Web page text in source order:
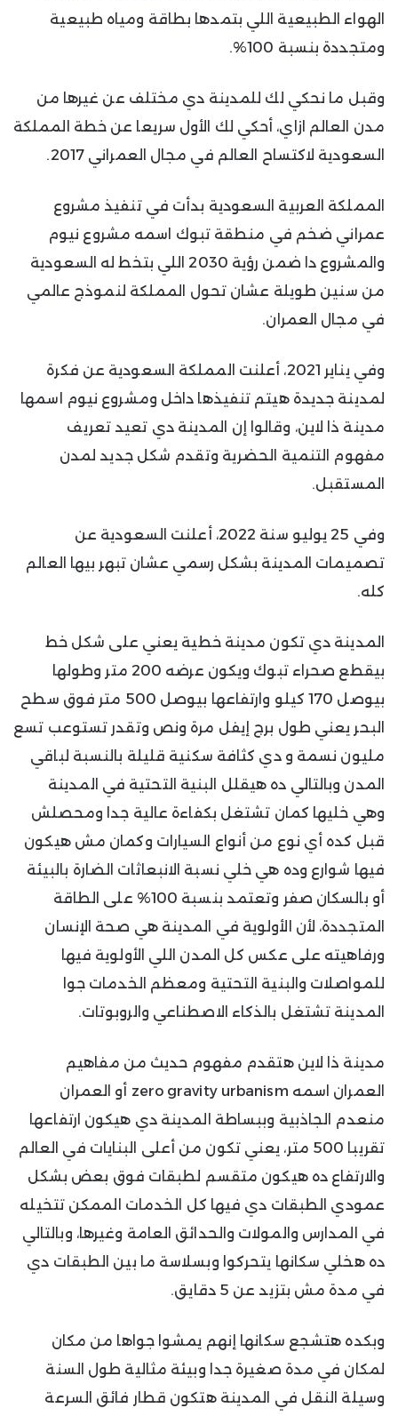
الهواء الطبيعية اللي بتمدها بطاقة ومياه طبيعية
ومتجددة بنسبة 100%.
وقبل ما نحكي لك للمدينة دي مختلف عن غيرها من
مدن العالم ازاي، أحكي لك الأول سريعا عن خطة المملكة
السعودية لاكتساح العالم في مجال العمراني 2017.
المملكة العربية السعودية بدأت في تنفيذ مشروع
عمراني ضخم في منطقة تبوك اسمه مشروع نيوم
والمشروع دا ضمن رؤية 2030 اللي بتخط له السعودية
من سنين طويلة عشان تحول المملكة لنموذج عالمي
في مجال العمران.
وفي يناير 2021، أعلنت المملكة السعودية عن فكرة
لمدينة جديدة هيتم تنفيذها داخل ومشروع نيوم اسمها
مدينة ذا لاين، وقالوا إن المدينة دي تعيد تعريف
مفهوم التنمية الحضرية وتقدم شكل جديد لمدن
المستقبل.
وفي 25 يوليو سنة 2022، أعلنت السعودية عن
تصميمات المدينة بشكل رسمي عشان تبهر بيها العالم
كله.
المدينة دي تكون مدينة خطية يعني على شكل خط
بيقطع صحراء تبوك ويكون عرضه 200 متر وطولها
بيوصل 170 كيلو وارتفاعها بيوصل 500 متر فوق سطح
البحر يعني طول برج إيفل مرة ونص وتقدر تستوعب تسع
مليون نسمة و دي كثافة سكنية قليلة بالنسبة لباقي
المدن وبالتالي ده هيقلل البنية التحتية في المدينة
وهي خليها كمان تشتغل بكفاءة عالية جدا ومحصلش
قبل كده أي نوع من أنواع السيارات وكمان مش هيكون
فيها شوارع وده هي خلي نسبة الانبعاثات الضارة بالبيئة
أو بالسكان صفر وتعتمد بنسبة 100% على الطاقة
المتجددة، لأن الأولوية في المدينة هي صحة الإنسان
ورفاهيته على عكس كل المدن اللي الأولوية فيها
للمواصلات والبنية التحتية ومعظم الخدمات جوا
المدينة تشتغل بالذكاء الاصطناعي والروبوتات.
مدينة ذا لاين هتقدم مفهوم حديث من مفاهيم
العمران اسمه zero gravity urbanism أو العمران
منعدم الجاذبية وببساطة المدينة دي هيكون ارتفاعها
تقريبا 500 متر، يعني تكون من أعلى البنايات في العالم
والارتفاع ده هيكون متقسم لطبقات فوق بعض بشكل
عمودي الطبقات دي فيها كل الخدمات الممكن تتخيله
في المدارس والمولات والحدائق العامة وغيرها، وبالتالي
ده هخلي سكانها يتحركوا وبسلاسة ما بين الطبقات دي
في مدة مش بتزيد عن 5 دقايق.
وبكده هتشجع سكانها إنهم يمشوا جواها من مكان
لمكان في مدة صغيرة جدا وبيئة مثالية طول السنة
وسيلة النقل في المدينة هتكون قطار فائق السرعة